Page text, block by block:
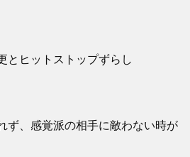
とヒットストップずらし
ず、感覚派の相手に敵わない時が